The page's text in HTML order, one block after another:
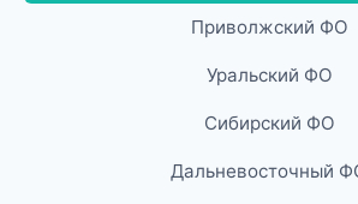
Приволжский ФО
Уральский ФО
Сибирский ФО
Дальневосточный